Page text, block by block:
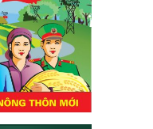
triển khai
tiêu quốc gia
giảm nghèo
tế – xã hội
số và miền
giai đoạn I: Từ